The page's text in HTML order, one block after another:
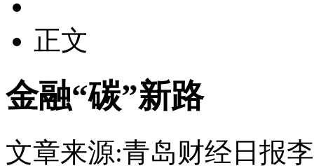
正文
金融“碳”新路
文章来源:青岛财经日报